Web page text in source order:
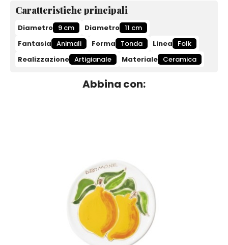
Caratteristiche principali
Diametro 9 cm Diametro 11 cm
Fantasia Animali Forma Tonda Linea
Folk
Realizzazione Artigianale Materiale Ceramica
Abbina con: